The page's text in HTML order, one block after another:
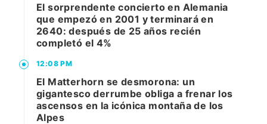
El sorprendente concierto en Alemania
que empezó en 2001 y terminará en
2640: después de 25 años recién
completó el 4%
12:08 PM
El Matterhorn se desmorona: un
gigantesco derrumbe obliga a frenar los
ascensos en la icónica montaña de los
Alpes